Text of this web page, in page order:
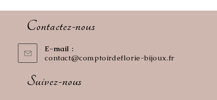
Contactez-nous
E-mail :
contact@comptoirdeflorie-bijoux.frS’ouvre
Suivez-nous